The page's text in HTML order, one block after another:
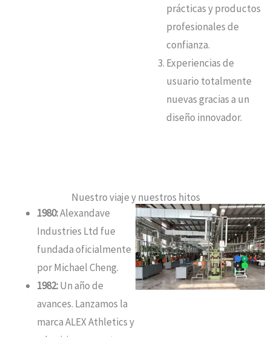
prácticas y productos
profesionales de
confianza.
Experiencias de
usuario totalmente
nuevas gracias a un
diseño innovador.
Nuestro viaje y nuestros hitos
1980:Alexandave
Industries Ltd fue
fundada oficialmente
por Michael Cheng.
1982:Un año de
avances. Lanzamos la
marca ALEX Athletics y